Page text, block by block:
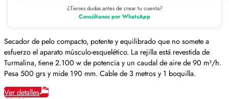
¿Tienes dudas antes de crear tu cuenta?
Consúltanos por WhatsApp
Secador de pelo compacto, potente y equilibrado que no somete a
esfuerzo el aparato músculo-esquelético. La rejilla está revestida de
Turmalina, tiene 2.100 w de potencia y un caudal de aire de 90 m³/h.
Pesa 500 grs y mide 190 mm. Cable de 3 metros y 1 boquilla.
Ver detalles